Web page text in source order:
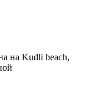
на Kudli beach,